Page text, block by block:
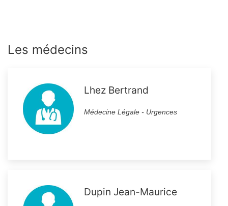
Les médecins
Lhez Bertrand
Médecine Légale - Urgences
Dupin Jean-Maurice